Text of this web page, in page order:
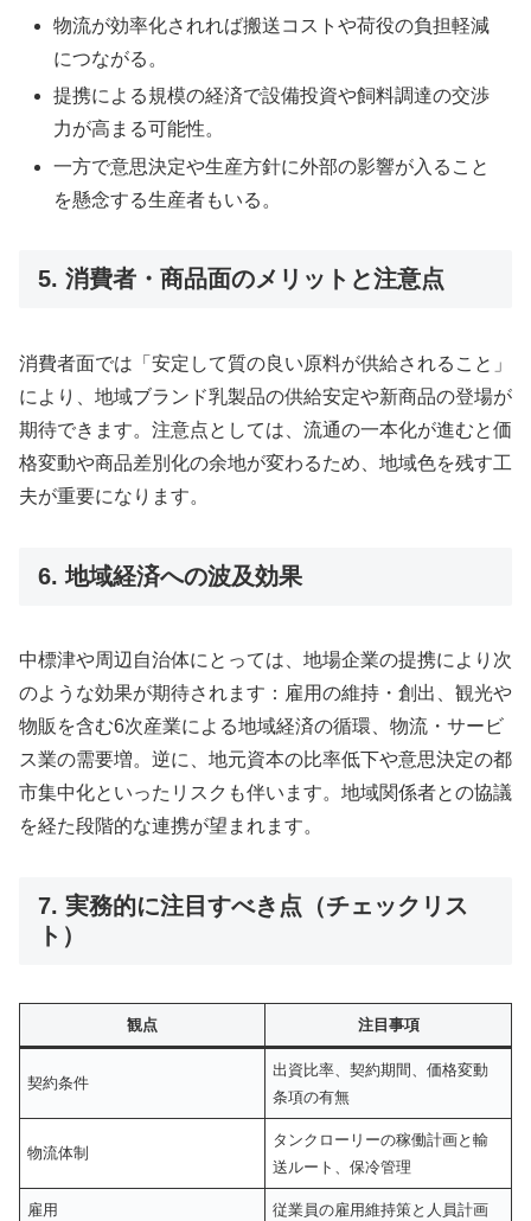
物流が効率化されれば搬送コストや荷役の負担軽減
につながる。
提携による規模の経済で設備投資や飼料調達の交渉
力が高まる可能性。
一方で意思決定や生産方針に外部の影響が入ること
を懸念する生産者もいる。
5. 消費者・商品面のメリットと注意点
消費者面では「安定して質の良い原料が供給されること」
により、地域ブランド乳製品の供給安定や新商品の登場が
期待できます。注意点としては、流通の一本化が進むと価
格変動や商品差別化の余地が変わるため、地域色を残す工
夫が重要になります。
6. 地域経済への波及効果
中標津や周辺自治体にとっては、地場企業の提携により次
のような効果が期待されます：雇用の維持・創出、観光や
物販を含む6次産業による地域経済の循環、物流・サービ
ス業の需要増。逆に、地元資本の比率低下や意思決定の都
市集中化といったリスクも伴います。地域関係者との協議
を経た段階的な連携が望まれます。
7. 実務的に注目すべき点（チェックリス
ト）
観点 注目事項
契約条件
出資比率、契約期間、価格変動
条項の有無
物流体制
タンクローリーの稼働計画と輸
送ルート、保冷管理
雇用 従業員の雇用維持策と人員計画